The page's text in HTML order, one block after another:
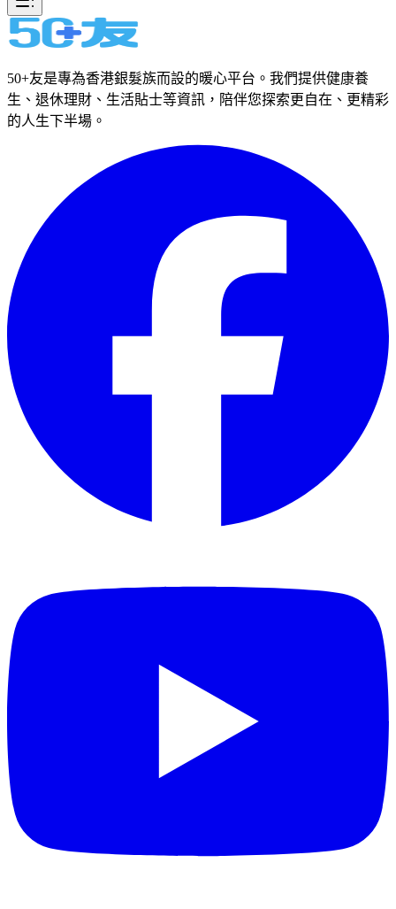
50+友是專為香港銀髮族而設的暖心平台。我們提供健康養
生、退休理財、生活貼士等資訊，陪伴您探索更自在、更精彩
的人生下半場。